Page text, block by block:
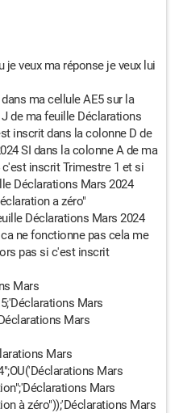
veux ma réponse je veux lui
ma cellule AE5 sur la
de ma feuille Déclarations
inscrit dans la colonne D de
SI dans la colonne A de ma
inscrit Trimestre 1 et si
Déclarations Mars 2024
a zéro"
Déclarations Mars 2024
ne fonctionne pas cela me
pas si c'est inscrit
Mars
Mars
Mars
Mars
Mars
Mars
à zéro"));'Déclarations Mars